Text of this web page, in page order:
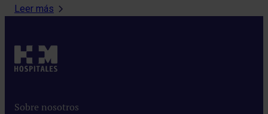
Leer más
Sobre nosotros